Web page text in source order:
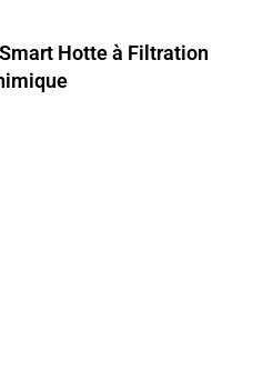
Hotte à Filtration